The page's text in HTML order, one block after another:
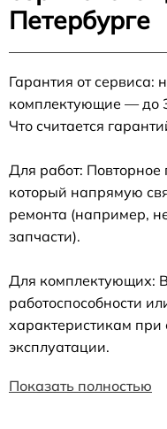
Петербурге
Гарантия от сервиса:
комплектующие — до
Что считается
Для работ: Повторное
который напрямую
ремонта (например,
запчасти).
Для комплектующих:
работоспособности
характеристикам
эксплуатации.
Показать полностью